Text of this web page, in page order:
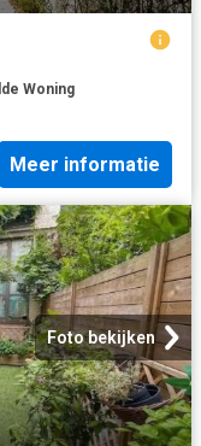
Woning
Meer informatie
Foto bekijken